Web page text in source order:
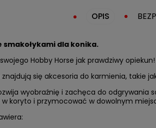
OPIS
smakołykami dla konika.
Hobby Horse jak prawdziwy
się akcesoria do karmienia, takie
wyobraźnię i zachęca do odgrywania
koryto i przymocować w dowolnym